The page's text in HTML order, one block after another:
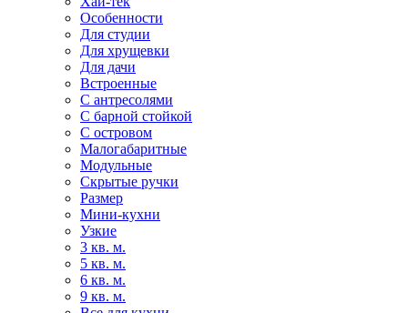
Особенности
Для студии
Для хрущевки
Для дачи
Встроенные
С антресолями
С барной стойкой
С островом
Малогабаритные
Модульные
Скрытые ручки
Размер
Мини-кухни
Узкие
3 кв. м.
5 кв. м.
6 кв. м.
9 кв. м.